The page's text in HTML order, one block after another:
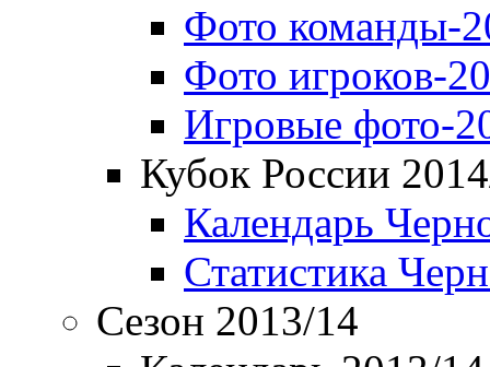
Фото команды-
Фото игроков-
Игровые фото-
Кубок России
Календарь
Статистика
Сезон 2013/14